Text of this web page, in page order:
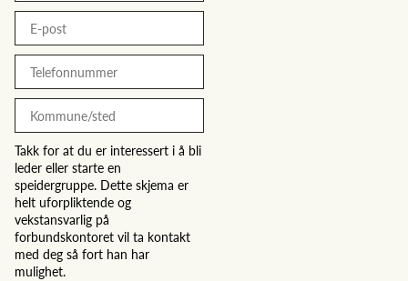
Takk for at du er interessert i å bli
leder eller starte en
speidergruppe. Dette skjema er
helt uforpliktende og
vekstansvarlig på
forbundskontoret vil ta kontakt
med deg så fort han har
mulighet.